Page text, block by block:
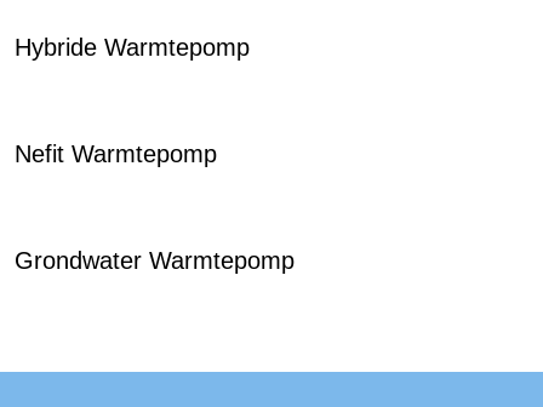
Hybride Warmtepomp
Nefit Warmtepomp
Grondwater Warmtepomp